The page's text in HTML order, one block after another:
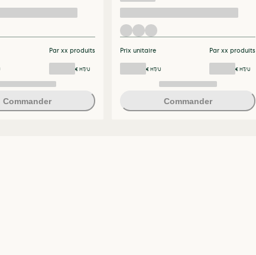
Par xx produits
€ HT/U
Commander
Prix unitaire
€ HT/U
Par xx produits
€ HT/U
Commander